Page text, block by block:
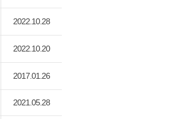
2022.10.28
2022.10.20
2017.01.26
2021.05.28